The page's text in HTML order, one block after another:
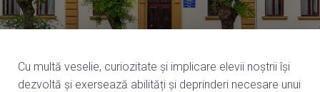
Cu multă veselie, curiozitate și implicare elevii noștrii își
dezvoltă și exersează abilități și deprinderi necesare unui